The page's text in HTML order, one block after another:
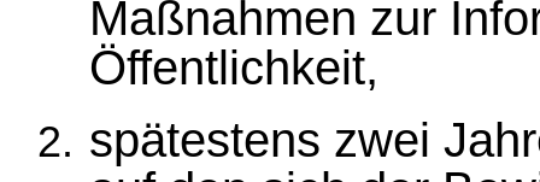
Maßnahmen zur
Öffentlichkeit,
spätestens zwei